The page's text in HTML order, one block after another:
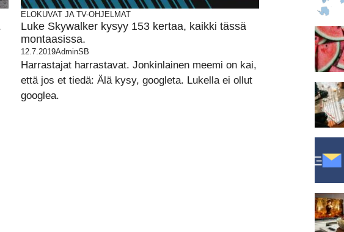
ELOKUVAT JA TV-OHJELMAT
Luke Skywalker kysyy 153 kertaa, kaikki tässä
montaasissa.
12.7.2019AdminSB
Harrastajat harrastavat. Jonkinlainen meemi on kai,
että jos et tiedä: Älä kysy, googleta. Lukella ei ollut
googlea.